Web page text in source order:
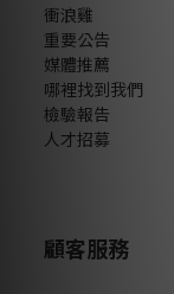
衝浪雞
重要公告
媒體推薦
哪裡找到我們
檢驗報告
人才招募
顧客服務